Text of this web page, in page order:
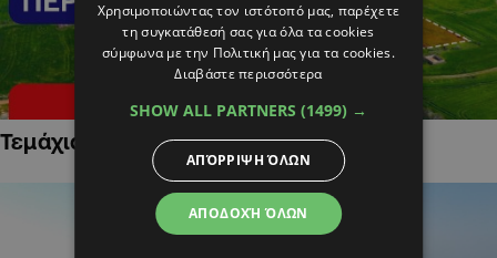
Τεμάχια Γης σε Οικιστικές Περιοχές
Χρησιμοποιώντας τον ιστότοπό μας, παρέχετε
τη συγκατάθεσή σας για όλα τα cookies
σύμφωνα με την Πολιτική μας για τα cookies.
Διαβάστε περισσότερα
SHOW ALL PARTNERS (1499) →
ΑΠΟΔΟΧΉ ΌΛΩΝ
ΑΠΌΡΡΙΨΗ ΌΛΩΝ